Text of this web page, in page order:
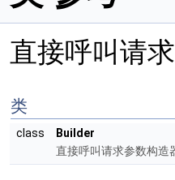
直接呼叫请
类
class
Builder
直接呼叫请求参数构造